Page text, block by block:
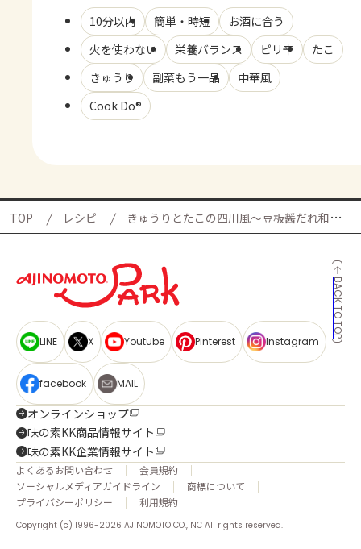
10分以内 簡単・時短
お酒に合う
火を使わない
栄養バランス ピリ辛
たこ
きゅうり
副菜もう一品
中華風
Cook Do®
TOP レシピ きゅうりとたこの四川風～豆板醤だれ和え～
BACK TO TOP
LINE X Youtube Pinterest Instagram
facebook MAIL
オンラインショップ
味の素KK商品情報サイト
味の素KK企業情報サイト
よくあるお問い合わせ
会員規約
ソーシャルメディアガイドライン
商標について
プライバシーポリシー
利用規約
Copyright (c) 1996-2026 AJINOMOTO CO.,INC All rights reserved.